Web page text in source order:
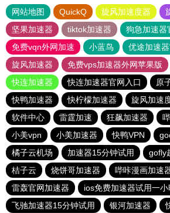
网站地图 QuickQ 旋风加速度器
坚果加速器
tiktok加速器
狗急加速器
免费vqn外网加速
小蓝鸟 优途加速
旋风加速器
免费vps加速器外网苹果版
快连加速器
快连加速器官网入口
原
快鸭加速器
快柠檬加速器 旋风加速
软件中心
雷霆加速 狂飙加速器
小美vpn
小美加速器 快鸭VPN
橘子云机场
加速器15分钟试用
gofly
桔子云
烧饼哥加速器 哔咔漫画加速
雷轰官网加速器
ios免费加速器试用一
飞驰加速器15分钟试用
银河加速器